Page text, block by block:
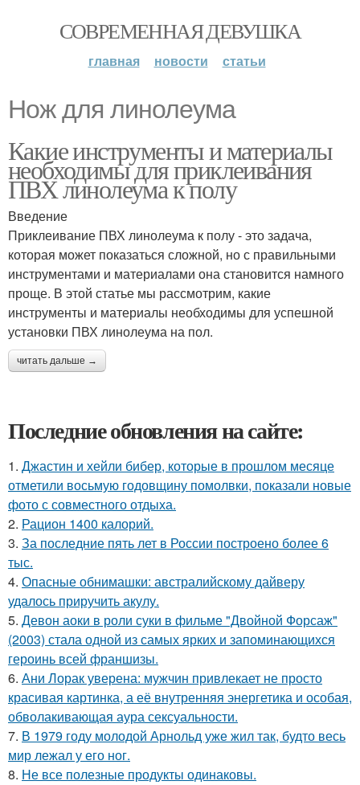
СОВРЕМЕННАЯ ДЕВУШКА
главная новости статьи
Нож для линолеума
Какие инструменты и материалы
необходимы для приклеивания
ПВХ линолеума к полу
Введение
Приклеивание ПВХ линолеума к полу - это задача,
которая может показаться сложной, но с правильными
инструментами и материалами она становится намного
проще. В этой статье мы рассмотрим, какие
инструменты и материалы необходимы для успешной
установки ПВХ линолеума на пол.
читать дальше →
Последние обновления на сайте:
1. Джастин и хейли бибер, которые в прошлом месяце
отметили восьмую годовщину помолвки, показали новые
фото с совместного отдыха.
2. Рацион 1400 калорий.
3. За последние пять лет в России построено более 6
тыс.
4. Опасные обнимашки: австралийскому дайверу
удалось приручить акулу.
5. Девон аоки в роли суки в фильме "Двойной Форсаж"
(2003) стала одной из самых ярких и запоминающихся
героинь всей франшизы.
6. Ани Лорак уверена: мужчин привлекает не просто
красивая картинка, а её внутренняя энергетика и особая,
обволакивающая аура сексуальности.
7. В 1979 году молодой Арнольд уже жил так, будто весь
мир лежал у его ног.
8. Не все полезные продукты одинаковы.